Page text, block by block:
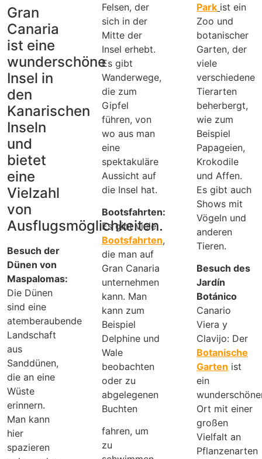
Gran
Canaria
ist eine
wunderschöne
Insel in
den
Kanarischen
Inseln
und
bietet
eine
Vielzahl
von
Ausflugsmöglichkeiten.
Besuch der
Dünen von
Maspalomas:
Die Dünen
sind eine
atemberaubende
Landschaft
aus
Sanddünen,
die an eine
Wüste
erinnern.
Man kann
hier
spazieren
Felsen, der
sich in der
Mitte der
Insel erhebt.
Es gibt
Wanderwege,
die zum
Gipfel
führen, von
wo aus man
eine
spektakuläre
Aussicht auf
die Insel hat.
Bootsfahrten:
Es gibt viele
Bootsfahrten,
die man auf
Gran Canaria
unternehmen
kann. Man
kann zum
Beispiel
Delphine und
Wale
beobachten
oder zu
abgelegenen
Buchten
fahren, um
zu
Park ist ein
Zoo und
botanischer
Garten, der
viele
verschiedene
Tierarten
beherbergt,
wie zum
Beispiel
Papageien,
Krokodile
und Affen.
Es gibt auch
Shows mit
Vögeln und
anderen
Tieren.
Besuch des
Jardín
Botánico
Canario
Viera y
Clavijo: Der
Botanische
Garten ist
ein
Ort mit einer
großen
Vielfalt an
Pflanzenarten